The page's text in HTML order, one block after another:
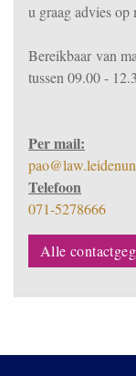
u graag advies op
Bereikbaarvan m
tussen 09.00 -
Per mail:
Telefoon
071-5278666
Alle